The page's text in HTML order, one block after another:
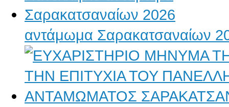
αντάμωμα Σαρακατσαναίων